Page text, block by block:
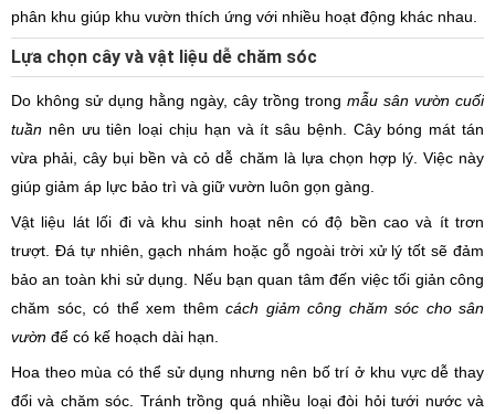
phân khu giúp khu vườn thích ứng với nhiều hoạt động khác nhau.
Lựa chọn cây và vật liệu dễ chăm sóc
Do không sử dụng hằng ngày, cây trồng trong mẫu sân vườn cuối
tuần nên ưu tiên loại chịu hạn và ít sâu bệnh. Cây bóng mát tán
vừa phải, cây bụi bền và cỏ dễ chăm là lựa chọn hợp lý. Việc này
giúp giảm áp lực bảo trì và giữ vườn luôn gọn gàng.
Vật liệu lát lối đi và khu sinh hoạt nên có độ bền cao và ít trơn
trượt. Đá tự nhiên, gạch nhám hoặc gỗ ngoài trời xử lý tốt sẽ đảm
bảo an toàn khi sử dụng. Nếu bạn quan tâm đến việc tối giản công
chăm sóc, có thể xem thêm cách giảm công chăm sóc cho sân
vườn để có kế hoạch dài hạn.
Hoa theo mùa có thể sử dụng nhưng nên bố trí ở khu vực dễ thay
đổi và chăm sóc. Tránh trồng quá nhiều loại đòi hỏi tưới nước và